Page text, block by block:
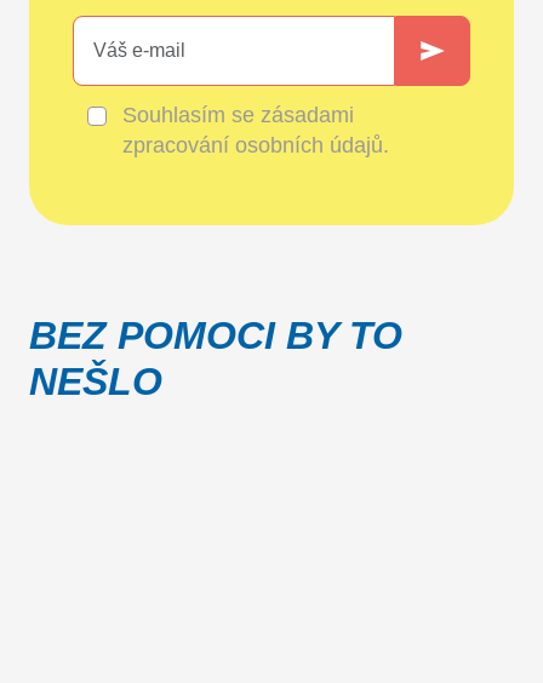
Souhlasím se zásadami
zpracování osobních údajů.
BEZ POMOCI BY TO
NEŠLO